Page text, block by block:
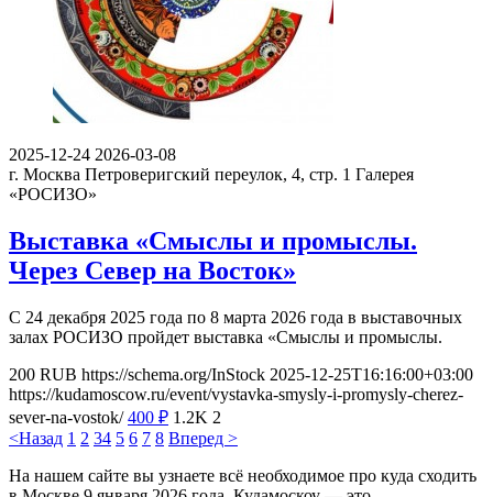
2025-12-24 2026-03-08
г. Москва Петроверигский переулок, 4, стр. 1 Галерея
«РОСИЗО»
Выставка «Смыслы и промыслы.
Через Север на Восток»
С 24 декабря 2025 года по 8 марта 2026 года в выставочных
залах РОСИЗО пройдет выставка «Смыслы и промыслы.
200 RUB https://schema.org/InStock 2025-12-25T16:16:00+03:00
https://kudamoscow.ru/event/vystavka-smysly-i-promysly-cherez-
sever-na-vostok/ 400 ₽ 1.2K 2
<Назад 1 2 34 5 6 7 8 Вперед >
На нашем сайте вы узнаете всё необходимое про куда сходить